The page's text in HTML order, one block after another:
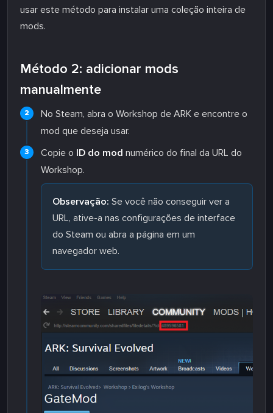
usar este método para instalar uma coleção inteira de
mods.
Método 2: adicionar mods
manualmente
No Steam, abra o Workshop de ARK e encontre o
mod que deseja usar.
Copie o ID do mod numérico do final da URL do
Workshop.
Observação: Se você não conseguir ver a
URL, ative-a nas configurações de interface
do Steam ou abra a página em um
navegador web.